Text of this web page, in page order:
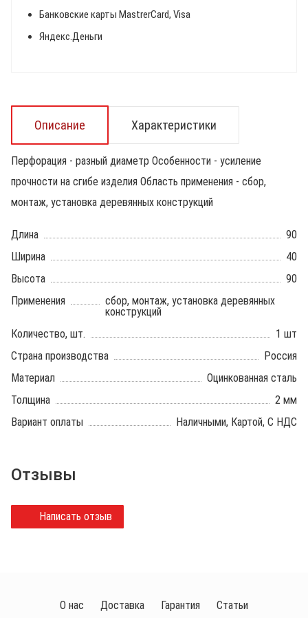
Банковские карты MastrerCard, Visa
Яндекс.Деньги
Описание Характеристики
Перфорация - разный диаметр Особенности - усиление
прочности на сгибе изделия Область применения - сбор,
монтаж, установка деревянных конструкций
Длина
90
Ширина
40
Высота
90
Применения
сбор, монтаж, установка деревянных
конструкций
Количество, шт.
1 шт
Страна производства
Россия
Материал
Оцинкованная сталь
Толщина
2 мм
Вариант оплаты
Наличными, Картой, С НДС
Отзывы
Написать отзыв
О нас Доставка Гарантия Статьи